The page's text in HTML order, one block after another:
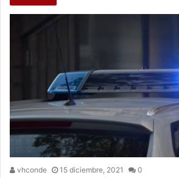
vhconde 15 diciembre, 2021 0